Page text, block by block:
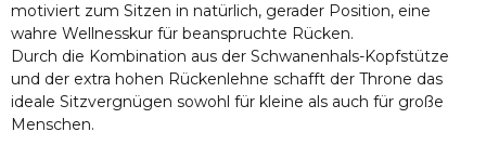
motiviert zum Sitzen in natürlich, gerader Position, eine
wahre Wellnesskur für beanspruchte Rücken.
Durch die Kombination aus der Schwanenhals-Kopfstütze
und der extra hohen Rückenlehne schafft der Throne das
ideale Sitzvergnügen sowohl für kleine als auch für große
Menschen.